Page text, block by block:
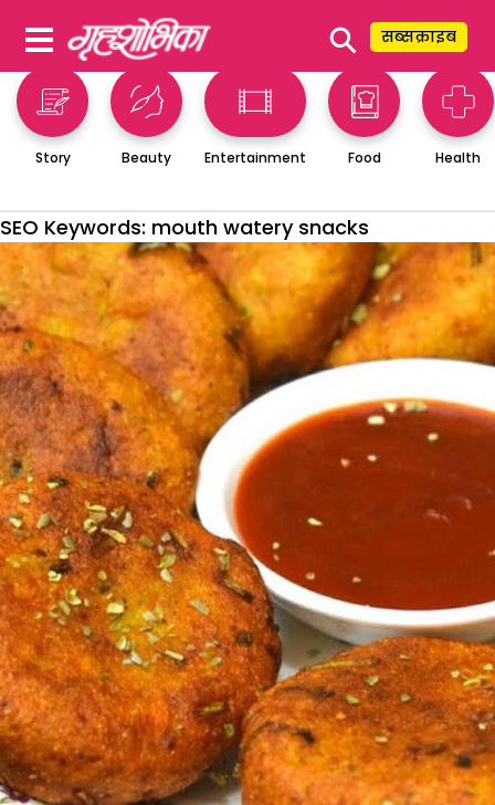
⚲ सब्सक्राइब
Story Beauty Entertainment Food Health
SEO Keywords: mouth watery snacks